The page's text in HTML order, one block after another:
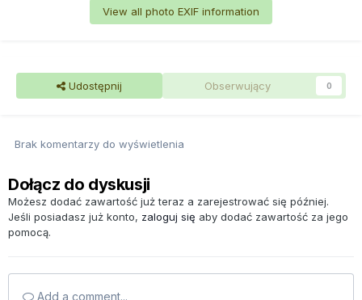
View all photo EXIF information
Udostępnij Obserwujący 0
Brak komentarzy do wyświetlenia
Dołącz do dyskusji
Możesz dodać zawartość już teraz a zarejestrować się później.
Jeśli posiadasz już konto, zaloguj się aby dodać zawartość za jego
pomocą.
Add a comment...